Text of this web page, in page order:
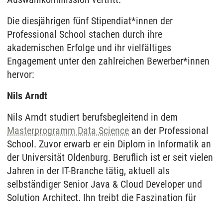
Die diesjährigen fünf Stipendiat*innen der
Professional School stachen durch ihre
akademischen Erfolge und ihr vielfältiges
Engagement unter den zahlreichen Bewerber*innen
hervor:
Nils Arndt
Nils Arndt studiert berufsbegleitend in dem
Masterprogramm Data Science an der Professional
School. Zuvor erwarb er ein Diplom in Informatik an
der Universität Oldenburg. Beruflich ist er seit vielen
Jahren in der IT-Branche tätig, aktuell als
selbständiger Senior Java & Cloud Developer und
Solution Architect. Ihn treibt die Faszination für